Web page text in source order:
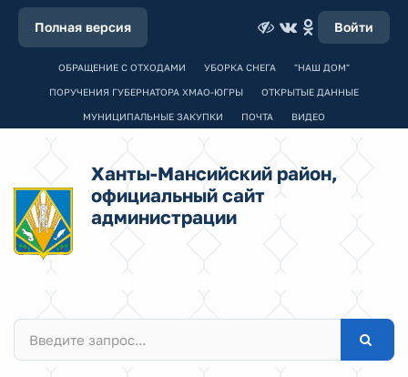
Полная версия Войти
ОБРАЩЕНИЕ С ОТХОДАМИ УБОРКА СНЕГА "НАШ ДОМ"
ПОРУЧЕНИЯ ГУБЕРНАТОРА ХМАО-ЮГРЫ ОТКРЫТЫЕ ДАННЫЕ
МУНИЦИПАЛЬНЫЕ ЗАКУПКИ ПОЧТА ВИДЕО
Ханты-Мансийский район,
официальный сайт
администрации